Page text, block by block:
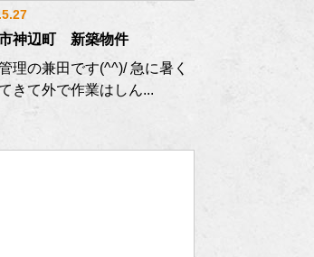
神辺町 新築物件
理の兼田です(^^)/ 急に暑く
きて外で作業はしん...